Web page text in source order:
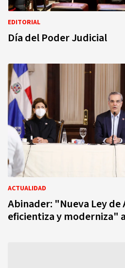
EDITORIAL
Día del Poder Judicial
ACTUALIDAD
Abinader: "Nueva Ley de
eficientiza y moderniza"